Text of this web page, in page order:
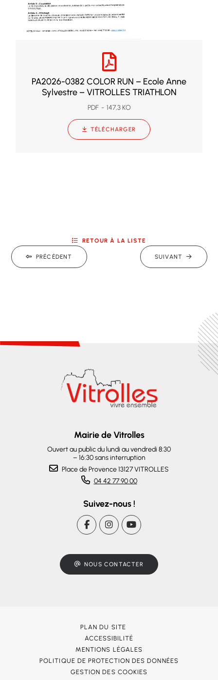
PA2026-0382 COLOR RUN – Ecole Anne
Sylvestre – VITROLLES TRIATHLON
PDF 147,3 KO
TÉLÉCHARGER
PRÉCÉDENT
RETOUR À LA LISTE
SUIVANT
Mairie de Vitrolles
Ouvert au public du lundi au vendredi 8:30
– 16:30 sans interruption
Place de Provence 13127 VITROLLES
04 42 77 90 00
Suivez-nous !
NOUS CONTACTER
PLAN DU SITE
ACCESSIBILITÉ
MENTIONS LÉGALES
POLITIQUE DE PROTECTION DES DONNÉES
GESTION DES COOKIES